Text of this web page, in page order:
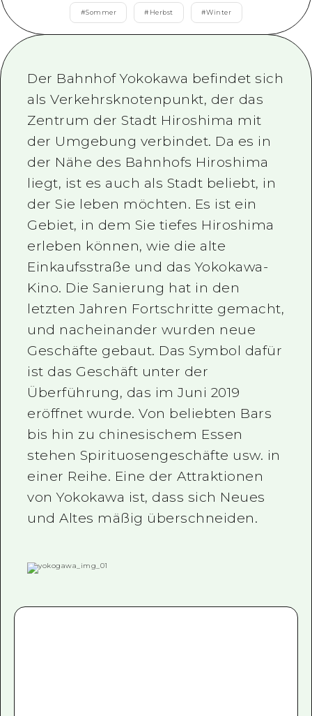
Radfahren
Sport
Nachtleben
Weltkulturerbe
Lernen / erleben
Standard
Geschichte / Kultur
Entspannung
Natur
Rund um Hiroshima City
Aki
Geihoku
Rund um Miyajima
Aki
Bihoku
Geihoku
Rund um Miyajima
Östliches Yamaguchi
Ehime
Shimane
Saisonale Informationen
Aufführen
Zusammenfassung des
Überlastung der Einrichtung
Preiswerte Ausflugstickets
Gepäckaufbewahrung und
Hiroshima Omotenashi Pass
TRAVELPAL International
Ein freiwilliger Führer
Videos von Hiroshima
FAQs
Foto-Download
Transportinformationen bei
HOME
Nachrichten
#Sommer # Herbst #Winter
Der Bahnhof Yokokawa befindet sich
als Verkehrsknotenpunkt, der das
Zentrum der Stadt Hiroshima mit
der Umgebung verbindet. Da es in
der Nähe des Bahnhofs Hiroshima
liegt, ist es auch als Stadt beliebt, in
der Sie leben möchten. Es ist ein
Gebiet, in dem Sie tiefes Hiroshima
erleben können, wie die alte
Einkaufsstraße und das Yokokawa-
Kino. Die Sanierung hat in den
letzten Jahren Fortschritte gemacht,
und nacheinander wurden neue
Geschäfte gebaut. Das Symbol dafür
ist das Geschäft unter der
Überführung, das im Juni 2019
eröffnet wurde. Von beliebten Bars
bis hin zu chinesischem Essen
stehen Spirituosengeschäfte usw. in
einer Reihe. Eine der Attraktionen
von Yokokawa ist, dass sich Neues
und Altes mäßig überschneiden.